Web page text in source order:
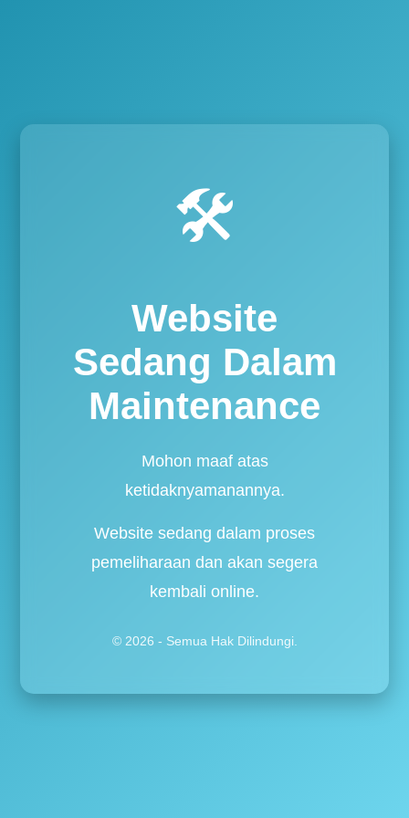
🛠️
Website
Sedang Dalam
Maintenance
Mohon maaf atas
ketidaknyamanannya.
Website sedang dalam proses
pemeliharaan dan akan segera
kembali online.
© 2026 - Semua Hak Dilindungi.